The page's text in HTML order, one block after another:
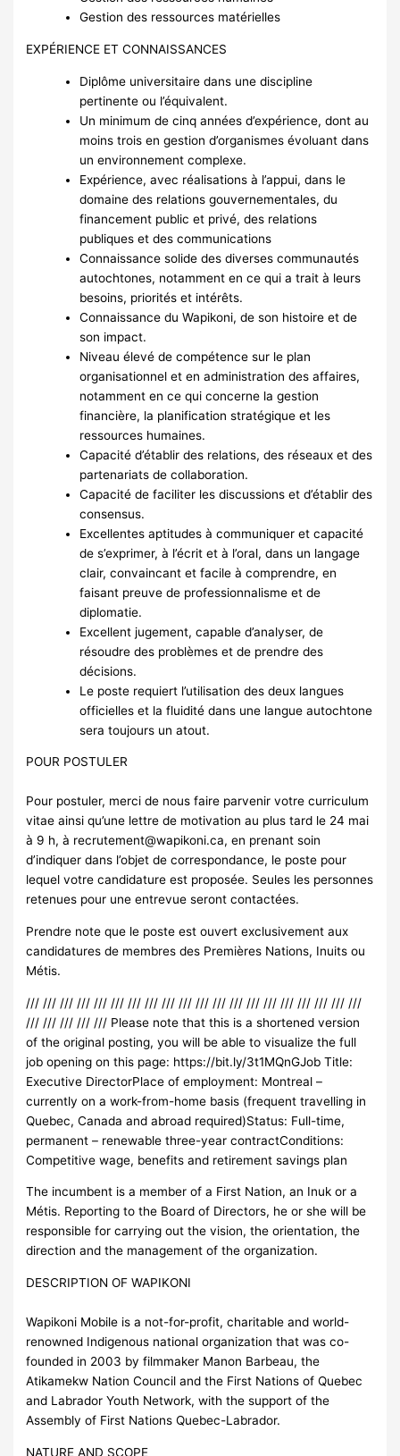
Gestion des ressources matérielles
EXPÉRIENCE ET CONNAISSANCES
Diplôme universitaire dans une discipline
pertinente ou l’équivalent.
Un minimum de cinq années d’expérience, dont au
moins trois en gestion d’organismes évoluant dans
un environnement complexe.
Expérience, avec réalisations à l’appui, dans le
domaine des relations gouvernementales, du
financement public et privé, des relations
publiques et des communications
Connaissance solide des diverses communautés
autochtones, notamment en ce qui a trait à leurs
besoins, priorités et intérêts.
Connaissance du Wapikoni, de son histoire et de
son impact.
Niveau élevé de compétence sur le plan
organisationnel et en administration des affaires,
notamment en ce qui concerne la gestion
financière, la planification stratégique et les
ressources humaines.
Capacité d’établir des relations, des réseaux et des
partenariats de collaboration.
Capacité de faciliter les discussions et d’établir des
consensus.
Excellentes aptitudes à communiquer et capacité
de s’exprimer, à l’écrit et à l’oral, dans un langage
clair, convaincant et facile à comprendre, en
faisant preuve de professionnalisme et de
diplomatie.
Excellent jugement, capable d’analyser, de
résoudre des problèmes et de prendre des
décisions.
Le poste requiert l’utilisation des deux langues
officielles et la fluidité dans une langue autochtone
sera toujours un atout.
POUR POSTULER
Pour postuler, merci de nous faire parvenir votre curriculum
vitae ainsi qu’une lettre de motivation au plus tard le 24 mai
à 9 h, à recrutement@wapikoni.ca, en prenant soin
d’indiquer dans l’objet de correspondance, le poste pour
lequel votre candidature est proposée. Seules les personnes
retenues pour une entrevue seront contactées.
Prendre note que le poste est ouvert exclusivement aux
candidatures de membres des Premières Nations, Inuits ou
Métis.
/// /// /// /// /// /// /// /// /// /// /// /// /// /// /// /// /// /// /// ///
/// /// /// /// /// Please note that this is a shortened version
of the original posting, you will be able to visualize the full
job opening on this page: https://bit.ly/3t1MQnGJob Title:
Executive DirectorPlace of employment: Montreal –
currently on a work-from-home basis (frequent travelling in
Quebec, Canada and abroad required)Status: Full-time,
permanent – renewable three-year contractConditions:
Competitive wage, benefits and retirement savings plan
The incumbent is a member of a First Nation, an Inuk or a
Métis. Reporting to the Board of Directors, he or she will be
responsible for carrying out the vision, the orientation, the
direction and the management of the organization.
DESCRIPTION OF WAPIKONI
Wapikoni Mobile is a not-for-profit, charitable and world-
renowned Indigenous national organization that was co-
founded in 2003 by filmmaker Manon Barbeau, the
Atikamekw Nation Council and the First Nations of Quebec
and Labrador Youth Network, with the support of the
Assembly of First Nations Quebec-Labrador.
NATURE AND SCOPE